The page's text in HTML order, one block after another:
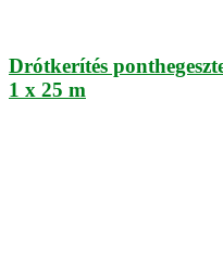
Drótkerítés
1 x 25 m